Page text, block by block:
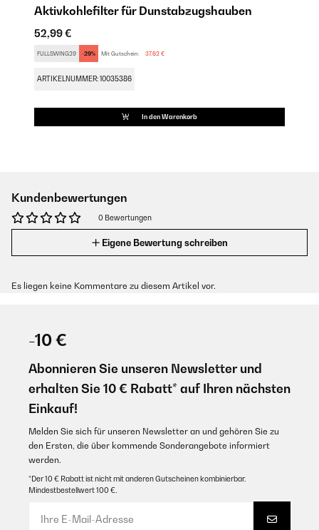
Aktivkohlefilter für Dunstabzugshauben
52,99 €
FULLSWING29 -29% Mit Gutschein: 37,62 €
ARTIKELNUMMER: 10035386
In den Warenkorb
Kundenbewertungen
0 Bewertungen
Eigene Bewertung schreiben
Es liegen keine Kommentare zu diesem Artikel vor.
-10 €
Abonnieren Sie unseren Newsletter und
erhalten Sie 10 € Rabatt* auf Ihren nächsten
Einkauf!
Melden Sie sich für unseren Newsletter an und gehören Sie zu
den Ersten, die über kommende Sonderangebote informiert
werden.
*Der 10 € Rabatt ist nicht mit anderen Gutscheinen kombinierbar.
Mindestbestellwert 100 €.